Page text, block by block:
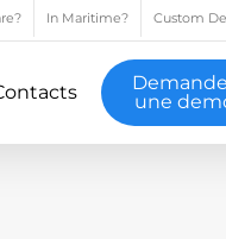
In Maritime? Custom
une